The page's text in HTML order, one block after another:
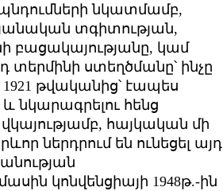
նկատմամբ,
տգիտության,
բացակայությանը, կամ
տերմինի ստեղծմանը՝ ինչը
թվականից՝ էապես
նկարագրելու հենց
հայկական մի
ներդրում են ունեցել այդ
կոնվենցիայի 1948թ.-ին